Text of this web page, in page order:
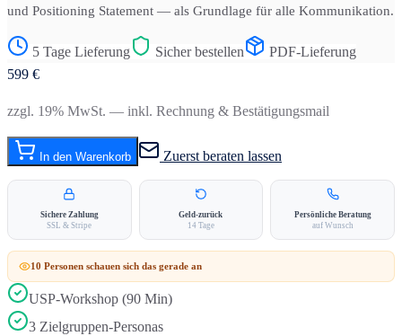
und Positioning Statement — als Grundlage für alle Kommunikation.
5 Tage Lieferung Sicher bestellen
PDF-Lieferung
599 €
zzgl. 19% MwSt. — inkl. Rechnung & Bestätigungsmail
In den Warenkorb Zuerst beraten lassen
Sichere Zahlung
SSL & Stripe
Geld-zurück
14 Tage
Persönliche Beratung
auf Wunsch
10 Personen schauen sich das gerade an
USP-Workshop (90 Min)
3 Zielgruppen-Personas